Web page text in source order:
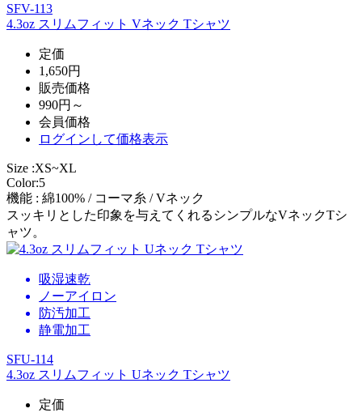
SFV-113
4.3oz スリムフィット Vネック Tシャツ
定価
1,650円
販売価格
990円～
会員価格
ログイン して価格表示
Size :XS~XL
Color:5
機能 : 綿100% / コーマ糸 / Vネック
スッキリとした印象を与えてくれるシンプルなVネックTシ
ャツ。
吸湿速乾
ノーアイロン
防汚加工
静電加工
SFU-114
4.3oz スリムフィット Uネック Tシャツ
定価